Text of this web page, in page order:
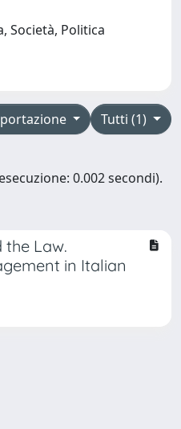
Società, Politica
Tutti (1)
0.002 secondi).
the Law.
in Italian